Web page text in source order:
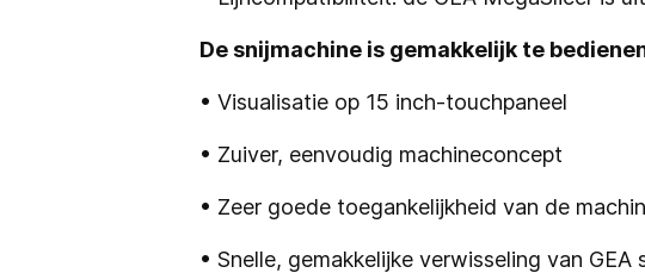
De snijmachine is gemakkelijk te
• Visualisatie op 15 inch-touchpaneel
• Zuiver, eenvoudig machineconcept
• Zeer goede toegankelijkheid van de
• Snelle, gemakkelijke verwisseling van GEA